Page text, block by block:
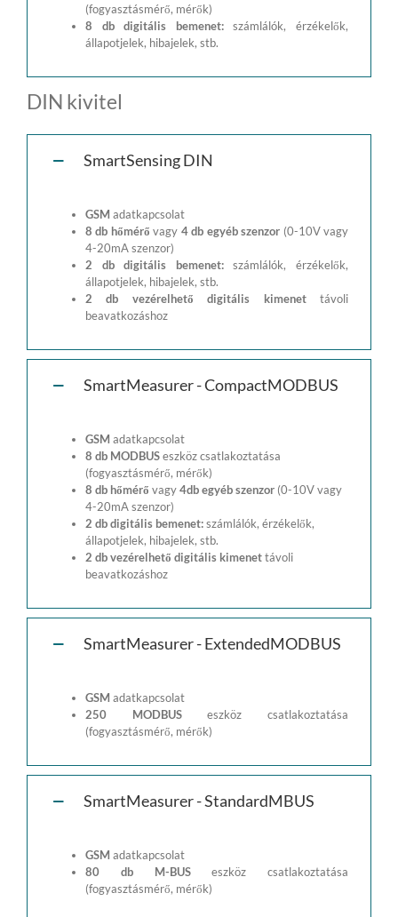
(fogyasztásmérő, mérők)
8 db digitális bemenet:számlálók, érzékelők,
állapotjelek, hibajelek, stb.
DIN kivitel
SmartSensing DIN
GSM adatkapcsolat
8 db hőmérővagy 4 db egyéb szenzor (0-10V vagy
4-20mA szenzor)
2 db digitális bemenet:számlálók, érzékelők,
állapotjelek, hibajelek, stb.
2 db vezérelhető digitális kimenettávoli
beavatkozáshoz
SmartMeasurer - CompactMODBUS
GSM adatkapcsolat
8 db MODBUSeszköz csatlakoztatása
(fogyasztásmérő, mérők)
8 db hőmérő vagy4db egyéb szenzor (0-10V vagy
4-20mA szenzor)
2 db digitális bemenet:számlálók, érzékelők,
állapotjelek, hibajelek, stb.
2 db vezérelhető digitális kimenettávoli
beavatkozáshoz
SmartMeasurer - ExtendedMODBUS
GSM adatkapcsolat
250 MODBUSeszköz csatlakoztatása
(fogyasztásmérő, mérők)
SmartMeasurer - StandardMBUS
GSM adatkapcsolat
80 db M-BUSeszköz csatlakoztatása
(fogyasztásmérő, mérők)